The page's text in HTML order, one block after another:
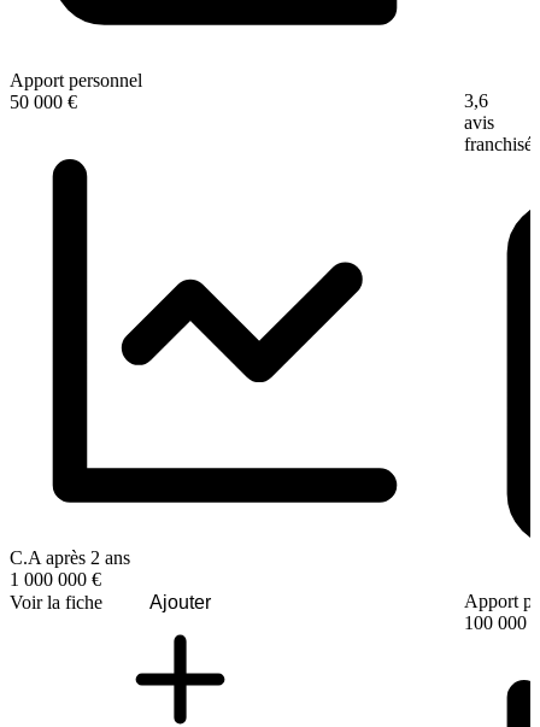
Apport personnel
50 000 €
C.A après 2 ans
1 000 000 €
Voir la fiche
Ajouter
3,6
avis
franchisé
Apport
100 000 €